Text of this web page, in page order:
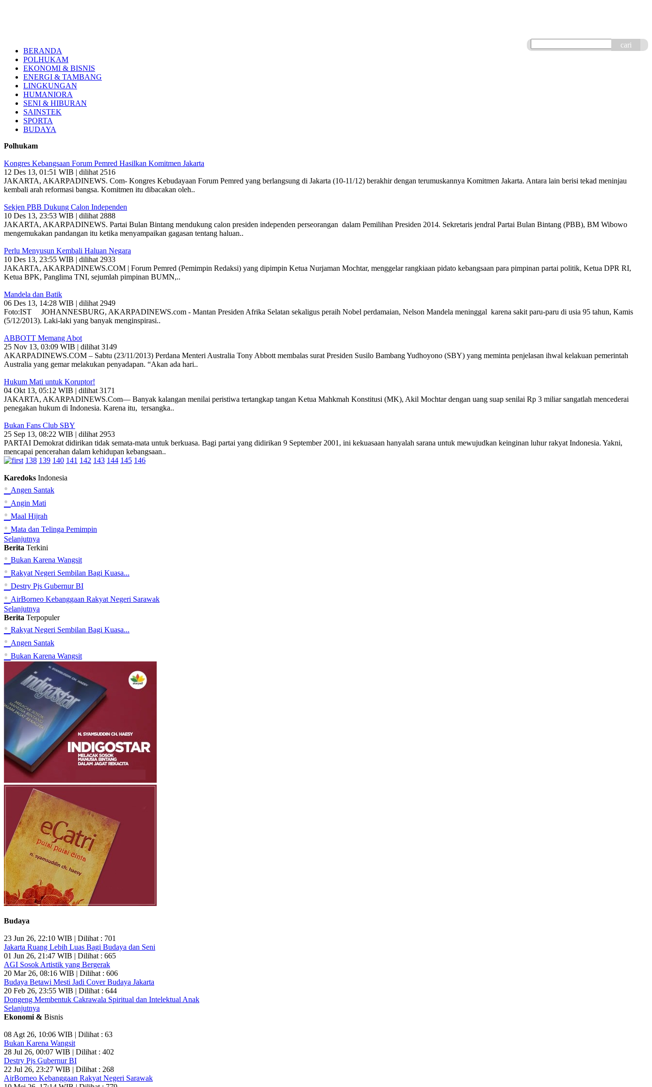
cari
BERANDA
POLHUKAM
EKONOMI & BISNIS
ENERGI & TAMBANG
LINGKUNGAN
HUMANIORA
SENI & HIBURAN
SAINSTEK
SPORTA
BUDAYA
Polhukam
Kongres Kebangsaan Forum Pemred Hasilkan Komitmen Jakarta
12 Des 13, 01:51 WIB | dilihat 2516
JAKARTA, AKARPADINEWS. Com- Kongres Kebudayaan Forum Pemred yang berlangsung di Jakarta (10-11/12) berakhir dengan terumuskannya Komitmen Jakarta. Antara lain berisi tekad meninjau
kembali arah reformasi bangsa. Komitmen itu dibacakan oleh..
Sekjen PBB Dukung Calon Independen
10 Des 13, 23:53 WIB | dilihat 2888
JAKARTA, AKARPADINEWS. Partai Bulan Bintang mendukung calon presiden independen perseorangan dalam Pemilihan Presiden 2014. Sekretaris jendral Partai Bulan Bintang (PBB), BM Wibowo
mengemukakan pandangan itu ketika menyampaikan gagasan tentang haluan..
Perlu Menyusun Kembali Haluan Negara
10 Des 13, 23:55 WIB | dilihat 2933
JAKARTA, AKARPADINEWS.COM | Forum Pemred (Pemimpin Redaksi) yang dipimpin Ketua Nurjaman Mochtar, menggelar rangkiaan pidato kebangsaan para pimpinan partai politik, Ketua DPR RI,
Ketua BPK, Panglima TNI, sejumlah pimpinan BUMN,..
Mandela dan Batik
06 Des 13, 14:28 WIB | dilihat 2949
Foto:IST JOHANNESBURG, AKARPADINEWS.com - Mantan Presiden Afrika Selatan sekaligus peraih Nobel perdamaian, Nelson Mandela meninggal karena sakit paru-paru di usia 95 tahun, Kamis
(5/12/2013). Laki-laki yang banyak menginspirasi..
ABBOTT Memang Abot
25 Nov 13, 03:09 WIB | dilihat 3149
AKARPADINEWS.COM – Sabtu (23/11/2013) Perdana Menteri Australia Tony Abbott membalas surat Presiden Susilo Bambang Yudhoyono (SBY) yang meminta penjelasan ihwal kelakuan pemerintah
Australia yang gemar melakukan penyadapan. “Akan ada hari..
Hukum Mati untuk Koruptor!
04 Okt 13, 05:12 WIB | dilihat 3171
JAKARTA, AKARPADINEWS.Com— Banyak kalangan menilai peristiwa tertangkap tangan Ketua Mahkmah Konstitusi (MK), Akil Mochtar dengan uang suap senilai Rp 3 miliar sangatlah mencederai
penegakan hukum di Indonesia. Karena itu, tersangka..
Bukan Fans Club SBY
25 Sep 13, 08:22 WIB | dilihat 2953
PARTAI Demokrat didirikan tidak semata-mata untuk berkuasa. Bagi partai yang didirikan 9 September 2001, ini kekuasaan hanyalah sarana untuk mewujudkan keinginan luhur rakyat Indonesia. Yakni,
mencapai pencerahan dalam kehidupan kebangsaan..
138 139 140 141 142 143 144 145 146
Karedoks Indonesia
• Angen Santak
• Angin Mati
• Maal Hijrah
• Mata dan Telinga Pemimpin
Selanjutnya
Berita Terkini
• Bukan Karena Wangsit
• Rakyat Negeri Sembilan Bagi Kuasa...
• Destry Pjs Gubernur BI
• AirBorneo Kebanggaan Rakyat Negeri Sarawak
Selanjutnya
Berita Terpopuler
• Rakyat Negeri Sembilan Bagi Kuasa...
• Angen Santak
• Bukan Karena Wangsit
Budaya
23 Jun 26, 22:10 WIB | Dilihat : 701
Jakarta Ruang Lebih Luas Bagi Budaya dan Seni
01 Jun 26, 21:47 WIB | Dilihat : 665
AGI Sosok Artistik yang Bergerak
20 Mar 26, 08:16 WIB | Dilihat : 606
Budaya Betawi Mesti Jadi Cover Budaya Jakarta
20 Feb 26, 23:55 WIB | Dilihat : 644
Dongeng Membentuk Cakrawala Spiritual dan Intelektual Anak
Selanjutnya
Ekonomi & Bisnis
08 Agt 26, 10:06 WIB | Dilihat : 63
Bukan Karena Wangsit
28 Jul 26, 00:07 WIB | Dilihat : 402
Destry Pjs Gubernur BI
22 Jul 26, 23:27 WIB | Dilihat : 268
AirBorneo Kebanggaan Rakyat Negeri Sarawak